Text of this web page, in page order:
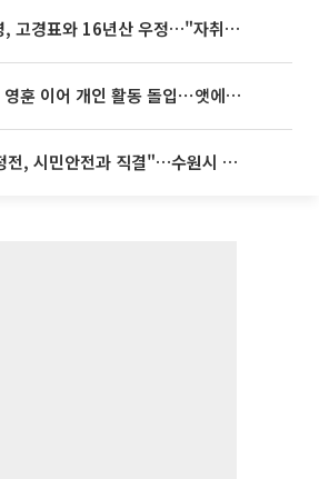
'나혼산' 류혜영, 고경표와 16년산 우정…"자취방서 부모님과 마주쳐"
더보이즈 선우, 영훈 이어 개인 활동 돌입⋯앳에어리어와 전속계약
이재준 시장 "정전, 시민안전과 직결"…수원시 비상대응체계 가동